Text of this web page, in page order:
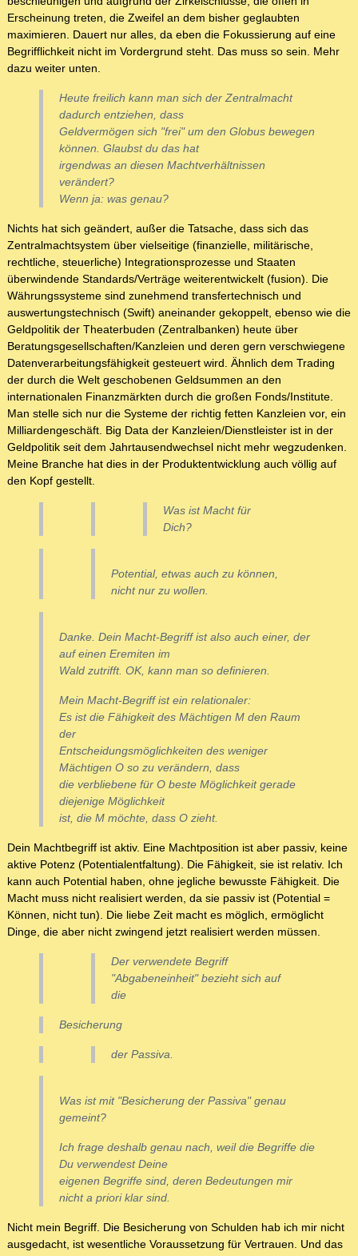
Erscheinung treten, die Zweifel an dem bisher geglaubten
maximieren. Dauert nur alles, da eben die Fokussierung auf eine
Begrifflichkeit nicht im Vordergrund steht. Das muss so sein. Mehr
dazu weiter unten.
Heute freilich kann man sich der Zentralmacht
dadurch entziehen, dass
Geldvermögen sich "frei" um den Globus bewegen
können. Glaubst du das hat
irgendwas an diesen Machtverhältnissen
verändert?
Wenn ja: was genau?
Nichts hat sich geändert, außer die Tatsache, dass sich das
Zentralmachtsystem über vielseitige (finanzielle, militärische,
rechtliche, steuerliche) Integrationsprozesse und Staaten
überwindende Standards/Verträge weiterentwickelt (fusion). Die
Währungssysteme sind zunehmend transfertechnisch und
auswertungstechnisch (Swift) aneinander gekoppelt, ebenso wie die
Geldpolitik der Theaterbuden (Zentralbanken) heute über
Beratungsgesellschaften/Kanzleien und deren gern verschwiegene
Datenverarbeitungsfähigkeit gesteuert wird. Ähnlich dem Trading
der durch die Welt geschobenen Geldsummen an den
internationalen Finanzmärkten durch die großen Fonds/Institute.
Man stelle sich nur die Systeme der richtig fetten Kanzleien vor, ein
Milliardengeschäft. Big Data der Kanzleien/Dienstleister ist in der
Geldpolitik seit dem Jahrtausendwechsel nicht mehr wegzudenken.
Meine Branche hat dies in der Produktentwicklung auch völlig auf
den Kopf gestellt.
Was istMachtfür
Dich?
Potential, etwas auch zu können,
nicht nur zu wollen.
Danke. Dein Macht-Begriff ist also auch einer, der
auf einen Eremiten im
Wald zutrifft. OK, kann man so definieren.
Mein Macht-Begriff ist ein relationaler:
Es ist die Fähigkeit des Mächtigen M den Raum
der
Entscheidungsmöglichkeiten des weniger
Mächtigen O so zu verändern, dass
die verbliebene für O beste Möglichkeit gerade
diejenige Möglichkeit
ist, die M möchte, dass O zieht.
Dein Machtbegriff ist aktiv. Eine Machtposition ist aber passiv, keine
aktive Potenz (Potentialentfaltung). Die Fähigkeit, sie ist relativ. Ich
kann auch Potential haben, ohne jegliche bewusste Fähigkeit. Die
Macht muss nicht realisiert werden, da sie passiv ist (Potential =
Können, nicht tun). Die liebe Zeit macht es möglich, ermöglicht
Dinge, die aber nicht zwingend jetzt realisiert werden müssen.
Der verwendete Begriff
"Abgabeneinheit" bezieht sich auf
die
Besicherung
der Passiva.
Was ist mit "Besicherung der Passiva" genau
gemeint?
Ich frage deshalb genau nach, weil die Begriffe die
Du verwendestDeine
eigenen Begriffe sind, deren Bedeutungen mir
nicht a priori klar sind.
Nicht mein Begriff. Die Besicherung von Schulden hab ich mir nicht
ausgedacht, ist wesentliche Voraussetzung für Vertrauen. Und das